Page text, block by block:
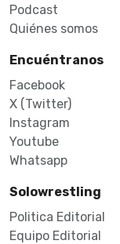
Podcast
Quiénes somos
Encuéntranos
Facebook
X (Twitter)
Instagram
Youtube
Whatsapp
Solowrestling
Politica Editorial
Equipo Editorial